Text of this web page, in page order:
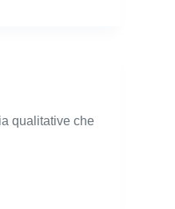
qualitative che